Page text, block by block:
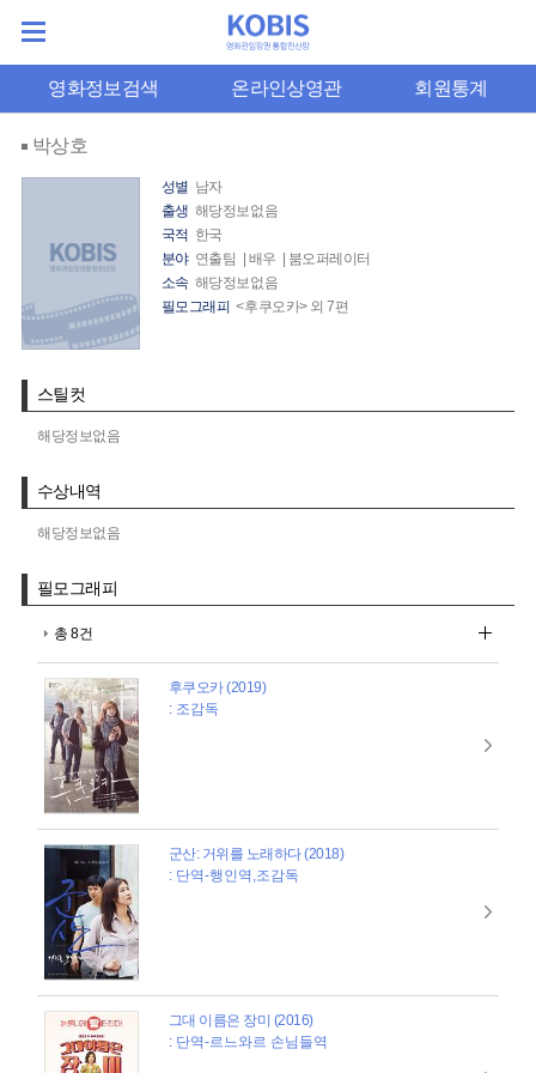
영화정보검색 온라인상영관 회원통계
박상호
성별 남자
출생 해당정보없음
국적 한국
분야 연출팀 | 배우 | 붐오퍼레이터
소속 해당정보없음
필모그래피 <후쿠오카> 외 7편
스틸컷
해당정보없음
수상내역
해당정보없음
필모그래피
총 8건
후쿠오카 (2019)
: 조감독
군산: 거위를 노래하다 (2018)
: 단역-행인역,조감독
그대 이름은 장미 (2016)
: 단역-르느와르 손님들역